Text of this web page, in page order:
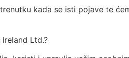
kada se isti pojave te
Ltd.?